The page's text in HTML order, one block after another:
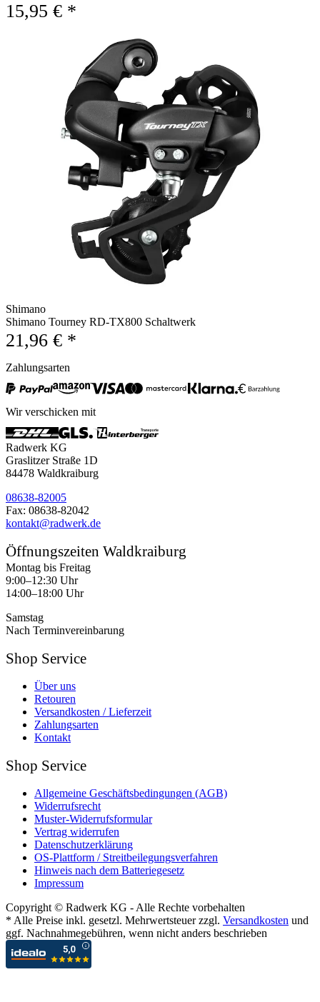
15,95 € *
Shimano
Shimano Tourney RD-TX800 Schaltwerk
21,96 € *
Zahlungsarten
Wir verschicken mit
Radwerk KG
Graslitzer Straße 1D
84478 Waldkraiburg
08638-82005
Fax: 08638-82042
kontakt@radwerk.de
Öffnungszeiten Waldkraiburg
Montag bis Freitag
9:00–12:30 Uhr
14:00–18:00 Uhr
Samstag
Nach Terminvereinbarung
Shop Service
Über uns
Retouren
Versandkosten / Lieferzeit
Zahlungsarten
Kontakt
Shop Service
Allgemeine Geschäftsbedingungen (AGB)
Widerrufsrecht
Muster-Widerrufsformular
Vertrag widerrufen
Datenschutzerklärung
OS-Plattform / Streitbeilegungsverfahren
Hinweis nach dem Batteriegesetz
Impressum
Copyright © Radwerk KG - Alle Rechte vorbehalten
* Alle Preise inkl. gesetzl. Mehrwertsteuer zzgl. Versandkosten und
ggf. Nachnahmegebühren, wenn nicht anders beschrieben